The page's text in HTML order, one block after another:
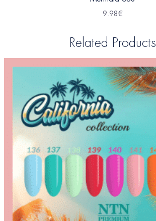
9.98€
Related Products